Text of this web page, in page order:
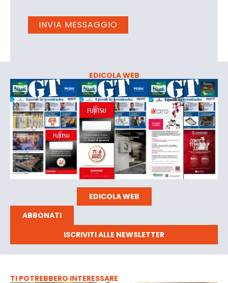
EDICOLA WEB
EDICOLA WEB
ABBONATI
ISCRIVITI ALLE NEWSLETTER
TI POTREBBERO INTERESSARE